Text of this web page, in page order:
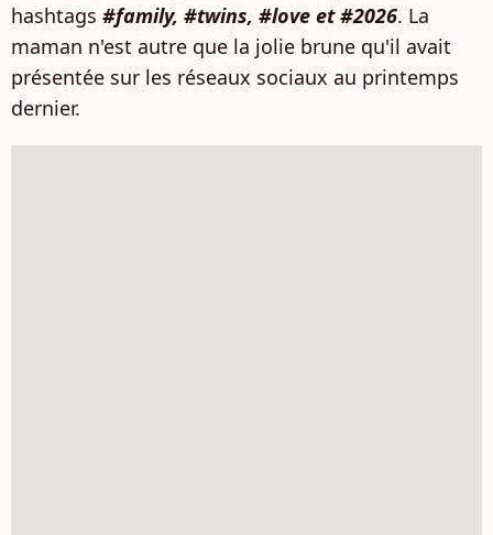
hashtags #family, #twins, #love et #2026. La
maman n'est autre que la jolie brune qu'il avait
présentée sur les réseaux sociaux au printemps
dernier.